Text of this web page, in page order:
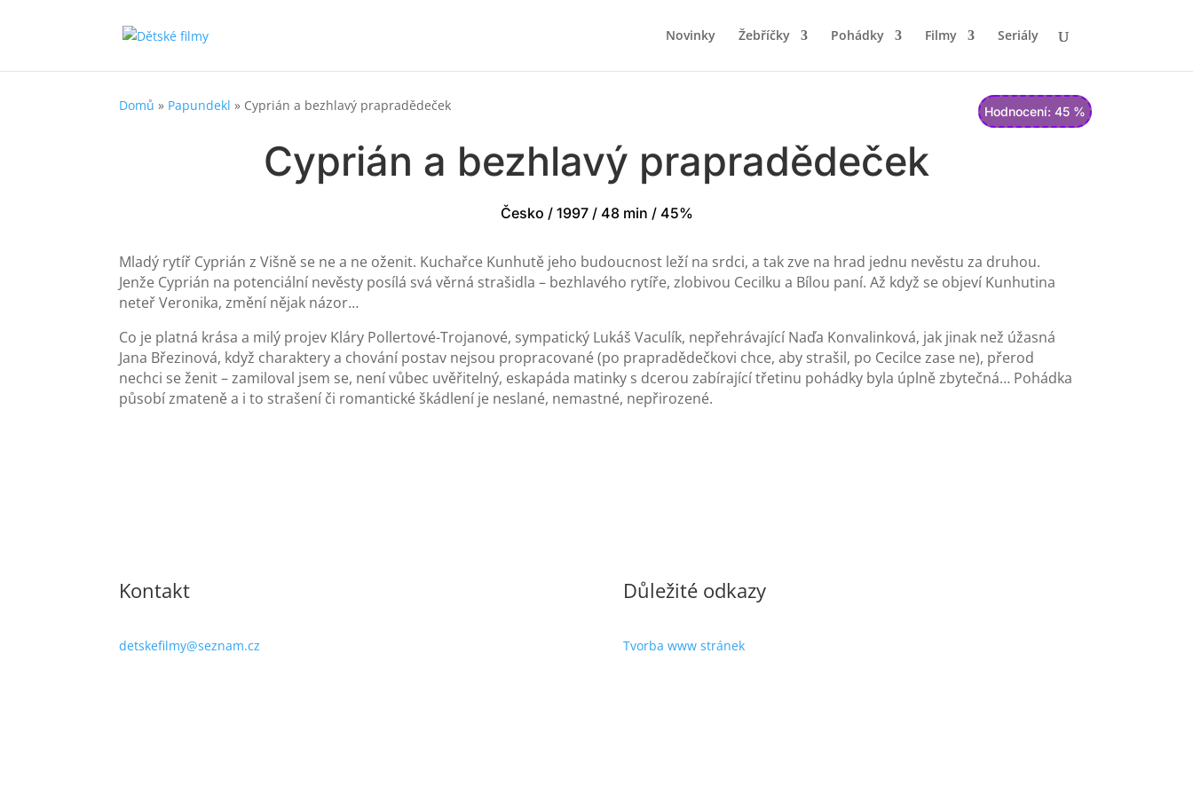
Novinky Žebříčky Pohádky Filmy Seriály
Hodnocení: 45 %
Domů » Papundekl » Cyprián a bezhlavý prapradědeček
Cyprián a bezhlavý prapradědeček
Česko / 1997 / 48 min / 45%
Mladý rytíř Cyprián z Višně se ne a ne oženit. Kuchařce Kunhutě jeho budoucnost leží na srdci, a tak zve na hrad jednu nevěstu za druhou.
Jenže Cyprián na potenciální nevěsty posílá svá věrná strašidla – bezhlavého rytíře, zlobivou Cecilku a Bílou paní. Až když se objeví Kunhutina
neteř Veronika, změní nějak názor…
Co je platná krása a milý projev Kláry Pollertové-Trojanové, sympatický Lukáš Vaculík, nepřehrávající Naďa Konvalinková, jak jinak než úžasná
Jana Březinová, když charaktery a chování postav nejsou propracované (po prapradědečkovi chce, aby strašil, po Cecilce zase ne), přerod
nechci se ženit – zamiloval jsem se, není vůbec uvěřitelný, eskapáda matinky s dcerou zabírající třetinu pohádky byla úplně zbytečná… Pohádka
působí zmateně a i to strašení či romantické škádlení je neslané, nemastné, nepřirozené.
Kontakt
detskefilmy@seznam.cz
Důležité odkazy
Tvorba www stránek